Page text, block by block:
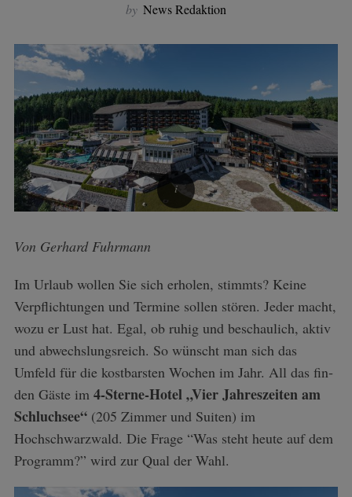
by News Redaktion
Von Gerhard Fuhrmann
Im Urlaub wollen Sie sich erholen, stimmts? Keine
Verpflichtungen und Termine sollen stö­ren. Je­der macht,
wozu er Lust hat. Egal, ob ruhig und beschaulich, aktiv
und abwechs­lungsreich. So wünscht man sich das
Umfeld für die kostbarsten Wochen im Jahr. All das fin­
den Gäste im4-Sterne-Hotel „Vier Jahreszeiten am
Schluchsee“(205 Zimmer und Suiten) im
Hochschwarzwald. Die Frage “Was steht heute auf dem
Pro­gramm?” wird zur Qual der Wahl.